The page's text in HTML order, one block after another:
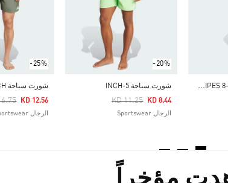
ش
ورت سباحة 3-STRIPES 8-INCH
Price
-20%
شورت سباحة 5-INCH
Price Reduced From
KD 11.25
To KD 8.44
الرجال Sportswear
-25%
شورت سباحة WASHED 5-INCH
KD 12.56
الرجال Sportswear